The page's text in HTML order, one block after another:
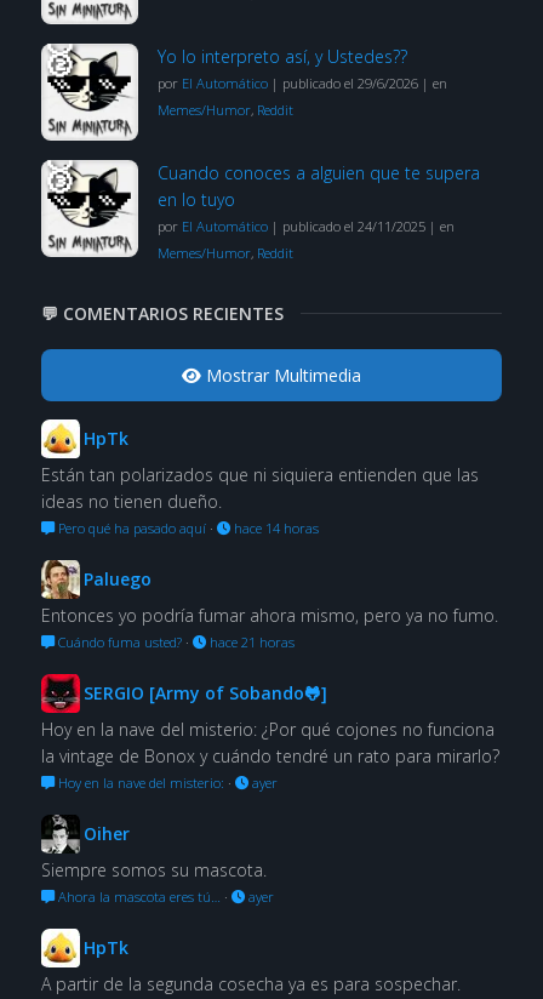
Yo lo interpreto así, y Ustedes??
por El Automático| publicado el 29/6/2026| en
Memes/Humor, Reddit
Cuando conoces a alguien que te supera
en lo tuyo
por El Automático| publicado el 24/11/2025| en
Memes/Humor, Reddit
💬 COMENTARIOS RECIENTES
Mostrar Multimedia
HpTk
Están tan polarizados que ni siquiera entienden que las
ideas no tienen dueño.
Pero qué ha pasado aquí· hace 14 horas
Paluego
Entonces yo podría fumar ahora mismo, pero ya no fumo.
Cuándo fuma usted?· hace 21 horas
SERGIO [Army of Sobando🐸]
Hoy en la nave del misterio: ¿Por qué cojones no funciona
la vintage de Bonox y cuándo tendré un rato para mirarlo?
Hoy en la nave del misterio: · ayer
Oiher
Siempre somos su mascota.
Ahora la mascota eres tú… · ayer
HpTk
A partir de la segunda cosecha ya es para sospechar.